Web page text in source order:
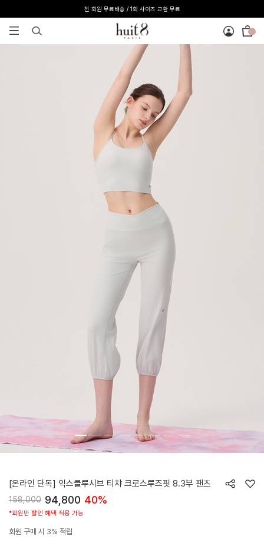
전 회원 무료배송 / 1회 사이즈 교환 무료
[온라인 단독] 익스클루시브 티챠 크로스루즈핏 8.3부 팬츠
158,000 94,800 40%
*회원만 할인 혜택 적용 가능
회원 구매 시 3% 적립